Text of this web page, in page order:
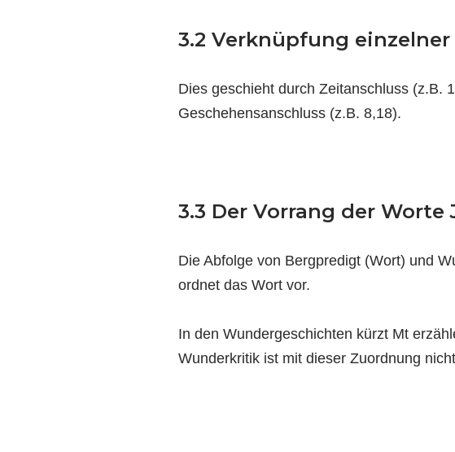
3.2 Verknüpfung einzelner
Dies geschieht durch Zeitanschluss (z.B.
Geschehensanschluss (z.B. 8,18).
3.3 Der Vorrang der Worte
Die Abfolge von Bergpredigt (Wort) und
ordnet das Wort vor.
In den Wundergeschichten kürzt Mt
Wunderkritik ist mit dieser Zuordnung